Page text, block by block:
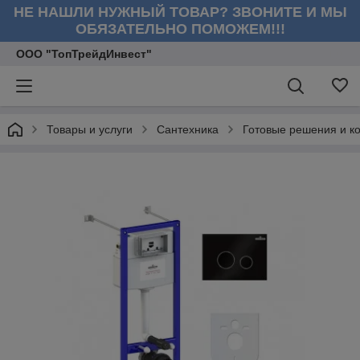
НЕ НАШЛИ НУЖНЫЙ ТОВАР? ЗВОНИТЕ И МЫ
ОБЯЗАТЕЛЬНО ПОМОЖЕМ!!!
ООО "ТопТрейдИнвест"
Товары и услуги Сантехника Готовые решения и